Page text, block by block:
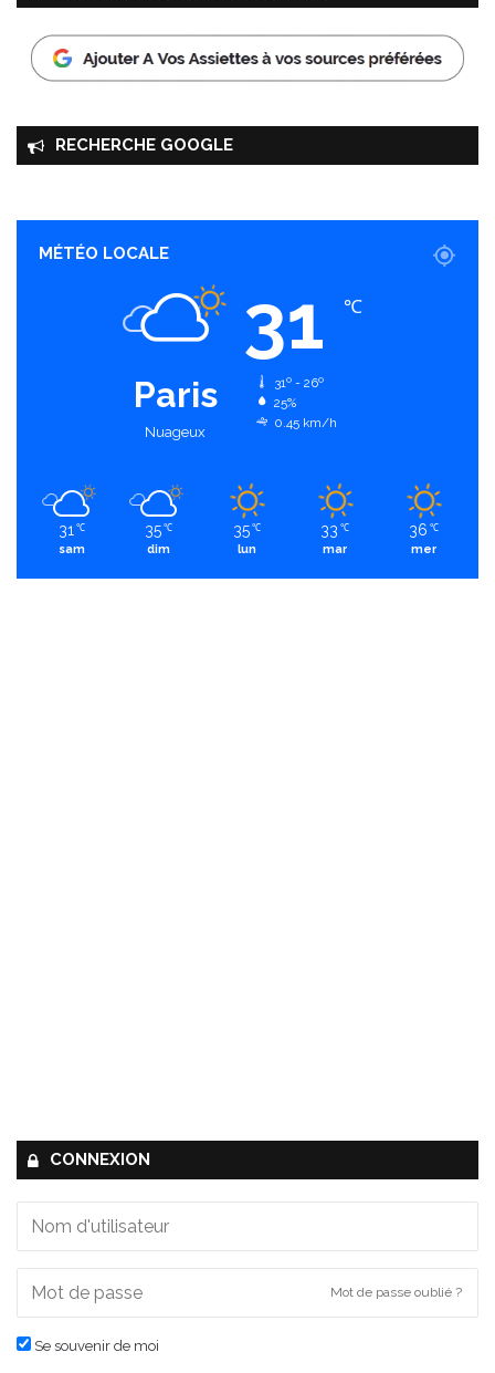
RECHERCHE GOOGLE
MÉTÉO LOCALE
Paris
Nuageux
31 ℃
31º - 26º
25%
0.45 km/h
31 ℃
sam
35 ℃
dim
35 ℃
lun
33 ℃
mar
36 ℃
mer
CONNEXION
Mot de passe oublié ?
Se souvenir de moi